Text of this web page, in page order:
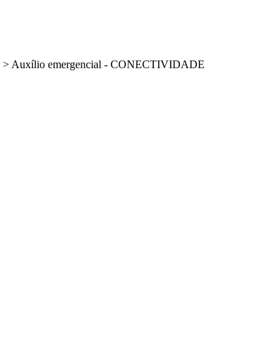
> Auxílio emergencial - CONECTIVIDADE